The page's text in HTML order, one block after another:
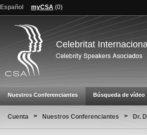
Español myCSA (0)
Celebritat
Nuestros Conferenciantes Búsqueda de vídeo
Cuenta > Nuestros Conferenciantes > Dr.